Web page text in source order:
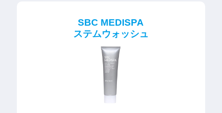
SBC MEDISPA
ステムウォッシュ